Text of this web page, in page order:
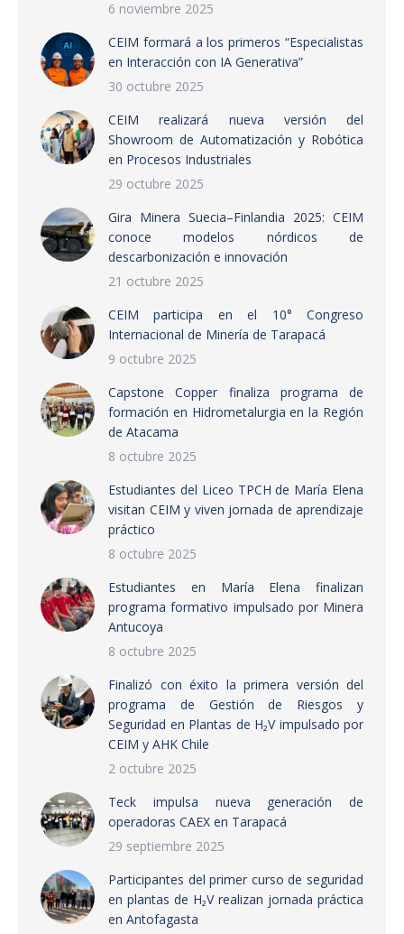
6 noviembre 2025
CEIM formará a los primeros “Especialistas
en Interacción con IA Generativa”
30 octubre 2025
CEIM realizará nueva versión del
Showroom de Automatización y Robótica
en Procesos Industriales
29 octubre 2025
Gira Minera Suecia–Finlandia 2025: CEIM
conoce modelos nórdicos de
descarbonización e innovación
21 octubre 2025
CEIM participa en el 10° Congreso
Internacional de Minería de Tarapacá
9 octubre 2025
Capstone Copper finaliza programa de
formación en Hidrometalurgia en la Región
de Atacama
8 octubre 2025
Estudiantes del Liceo TPCH de María Elena
visitan CEIM y viven jornada de aprendizaje
práctico
8 octubre 2025
Estudiantes en María Elena finalizan
programa formativo impulsado por Minera
Antucoya
8 octubre 2025
Finalizó con éxito la primera versión del
programa de Gestión de Riesgos y
Seguridad en Plantas de H₂V impulsado por
CEIM y AHK Chile
2 octubre 2025
Teck impulsa nueva generación de
operadoras CAEX en Tarapacá
29 septiembre 2025
Participantes del primer curso de seguridad
en plantas de H₂V realizan jornada práctica
en Antofagasta